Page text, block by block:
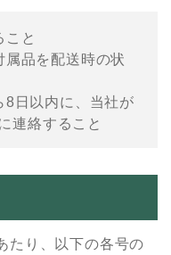
こと
品を配送時の状
8⽇以内に、当社が
連絡すること
たり、以下の各号の